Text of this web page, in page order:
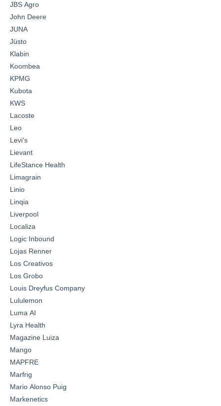
JBS Agro
John Deere
JUNA
Jüsto
Klabin
Koombea
KPMG
Kubota
KWS
Lacoste
Leo
Levi's
Lievant
LifeStance Health
Limagrain
Linio
Linqia
Liverpool
Localiza
Logic Inbound
Lojas Renner
Los Creativos
Los Grobo
Louis Dreyfus Company
Lululemon
Luma AI
Lyra Health
Magazine Luiza
Mango
MAPFRE
Marfrig
Mario Alonso Puig
Markenetics